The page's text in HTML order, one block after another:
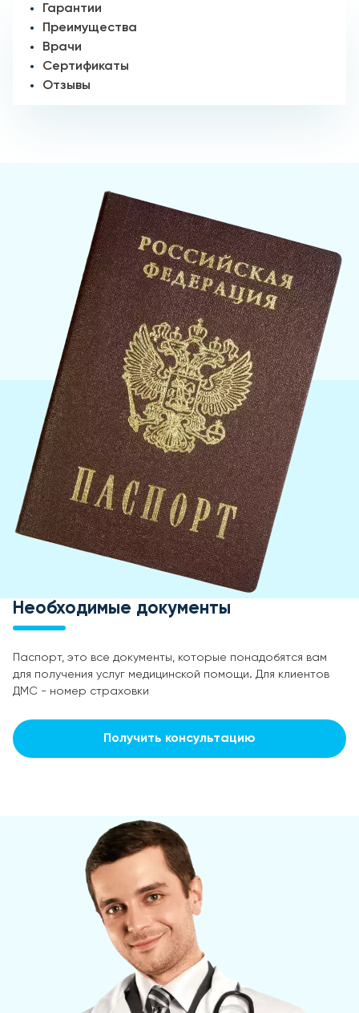
Гарантии
Преимущества
Врачи
Сертификаты
Отзывы
Необходимые документы
Паспорт, это все документы, которые понадобятся вам
для получения услуг медицинской помощи. Для клиентов
ДМС - номер страховки
Получить консультацию